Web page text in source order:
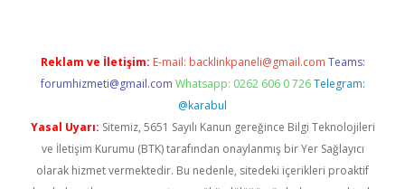
Reklam ve İletişim: E-mail: backlinkpaneli@gmail.com Teams:
forumhizmeti@gmail.com Whatsapp: 0262 606 0 726 Telegram:
@karabul
Yasal Uyarı: Sitemiz, 5651 Sayılı Kanun gereğince Bilgi Teknolojileri
ve İletişim Kurumu (BTK) tarafından onaylanmış bir Yer Sağlayıcı
olarak hizmet vermektedir. Bu nedenle, sitedeki içerikleri proaktif